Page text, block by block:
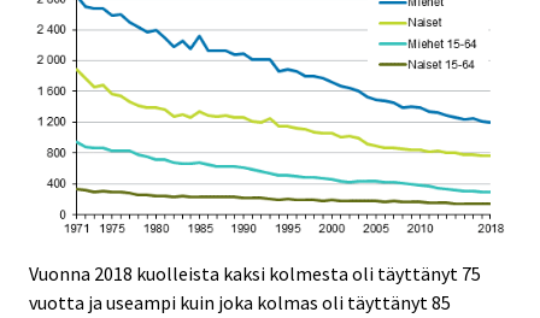
Vuonna 2018 kuolleista kaksi kolmesta oli täyttänyt 75
vuotta ja useampi kuin joka kolmas oli täyttänyt 85